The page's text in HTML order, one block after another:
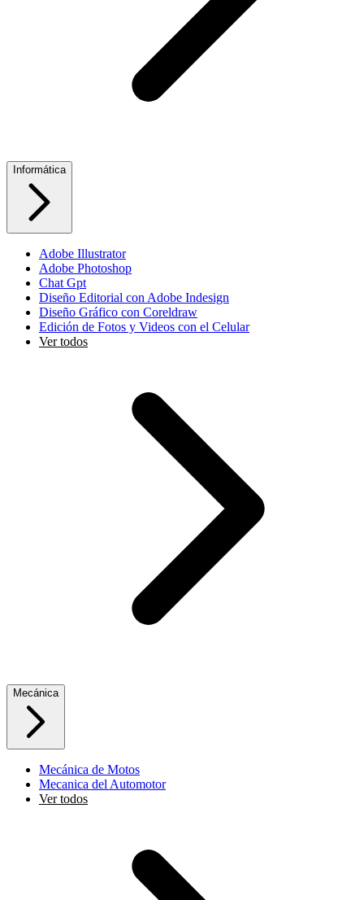
Informática
Adobe Illustrator
Adobe Photoshop
Chat Gpt
Diseño Editorial con Adobe Indesign
Diseño Gráfico con Coreldraw
Edición de Fotos y Videos con el Celular
Ver todos
Mecánica
Mecánica de Motos
Mecanica del Automotor
Ver todos